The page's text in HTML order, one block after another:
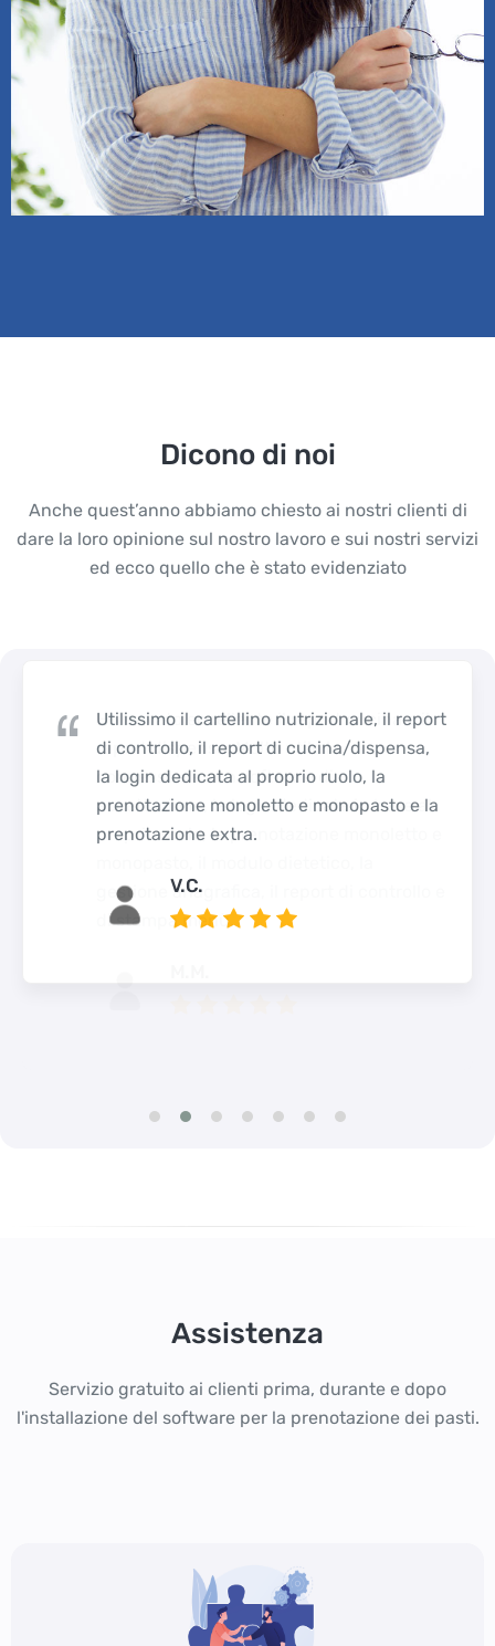
Dicono di noi
Anche quest’anno abbiamo chiesto ai nostri clienti di
dare la loro opinione sul nostro lavoro e sui nostri servizi
ed ecco quello che è stato evidenziato
Utilissimo il cartellino nutrizionale, il report
di controllo, il report di cucina/dispensa,
la login dedicata al proprio ruolo, la
prenotazione monoletto e monopasto e la
prenotazione extra.
V.C.
Assistenza
Servizio gratuito ai clienti prima, durante e dopo
l'installazione del software per la prenotazione dei pasti.